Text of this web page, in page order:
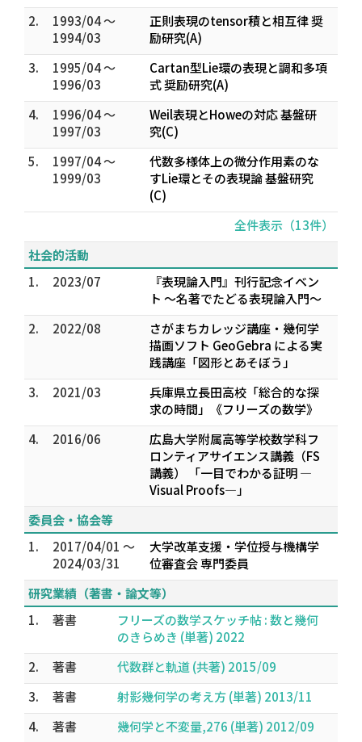
2.
1993/04 ～
1994/03
正則表現のtensor積と相互律 奨
励研究(A)
3.
1995/04 ～
1996/03
Cartan型Lie環の表現と調和多項
式 奨励研究(A)
4.
1996/04 ～
1997/03
Weil表現とHoweの対応 基盤研
究(C)
5.
1997/04 ～
1999/03
代数多様体上の微分作用素のな
すLie環とその表現論 基盤研究
(C)
全件表示（13件）
社会的活動
1.
2023/07
『表現論入門』刊行記念イベン
ト ～名著でたどる表現論入門～
2.
2022/08
さがまちカレッジ講座・幾何学
描画ソフト GeoGebra による実
践講座「図形とあそぼう」
3.
2021/03
兵庫県立長田高校「総合的な探
求の時間」《フリーズの数学》
4.
2016/06
広島大学附属高等学校数学科フ
ロンティアサイエンス講義（FS
講義） 「一目でわかる証明 —
Visual Proofs—」
委員会・協会等
1.
2017/04/01 ～
2024/03/31
大学改革支援・学位授与機構学
位審査会 専門委員
研究業績（著書・論文等）
1.
著書
フリーズの数学スケッチ帖 : 数と幾何
のきらめき (単著) 2022
2.
著書
代数群と軌道 (共著) 2015/09
3.
著書
射影幾何学の考え方 (単著) 2013/11
4.
著書
幾何学と不変量,276 (単著) 2012/09